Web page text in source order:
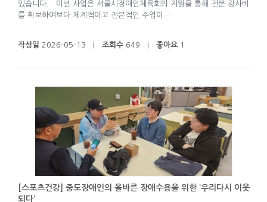
있습니다. 이번 사업은 서울시장애인체육회의 지원을 통해 전문 강사비
를 확보하여보다 체계적이고 전문적인 수업이…
작성일 2026-05-13 | 조회수649 | 좋아요1
[스포츠건강] 중도장애인의 올바른 장애수용을 위한 ‘우리다시 이웃
되다’